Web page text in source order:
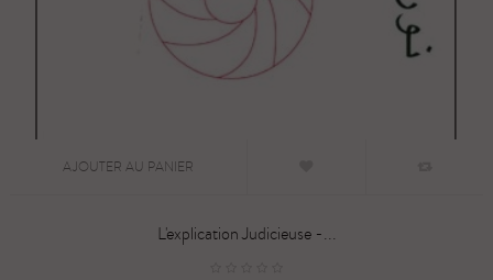
AJOUTER AU PANIER
L'explication Judicieuse -...